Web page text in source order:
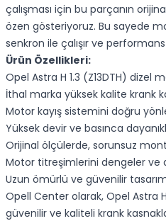
çalışması için bu parçanın
özen gösteriyoruz. Bu sayede
senkron ile çalışır ve performans
Ürün Özellikleri:
Opel Astra H 1.3 (Z13DTH) dizel
İthal marka yüksek kalite krank
Motor kayış sistemini doğru
Yüksek devir ve basınca
Orijinal ölçülerde, sorunsuz
Motor titreşimlerini dengeler ve
Uzun ömürlü ve güvenilir
Opell Center olarak, Opel Astra
güvenilir ve kaliteli krank